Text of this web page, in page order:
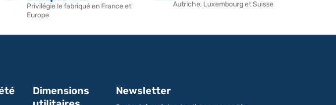
Privilégie le fabriqué en France et
Europe
Autriche, Luxembourg et Suisse
Dimensions
Newsletter